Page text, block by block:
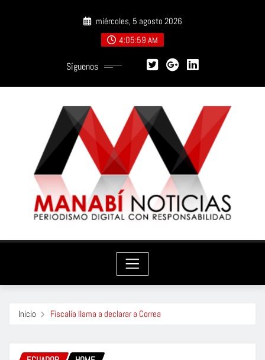
miércoles, 5 agosto 2026
4:06:00 AM
Síguenos
Inicio Fiscalía llama a declarar a Correa